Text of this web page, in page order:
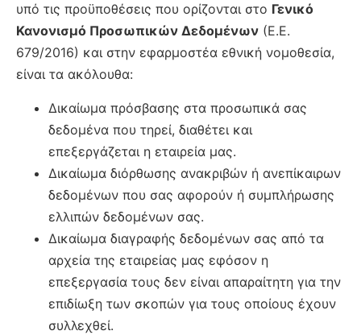
υπό τις προϋποθέσεις που ορίζονται στο Γενικό
Κανονισμό Προσωπικών Δεδομένων (Ε.Ε.
679/2016) και στην εφαρμοστέα εθνική νομοθεσία,
είναι τα ακόλουθα:
Δικαίωμα πρόσβασης στα προσωπικά σας
δεδομένα που τηρεί, διαθέτει και
επεξεργάζεται η εταιρεία μας.
Δικαίωμα διόρθωσης ανακριβών ή ανεπίκαιρων
δεδομένων που σας αφορούν ή συμπλήρωσης
ελλιπών δεδομένων σας.
Δικαίωμα διαγραφής δεδομένων σας από τα
αρχεία της εταιρείας μας εφόσον η
επεξεργασία τους δεν είναι απαραίτητη για την
επιδίωξη των σκοπών για τους οποίους έχουν
συλλεχθεί.